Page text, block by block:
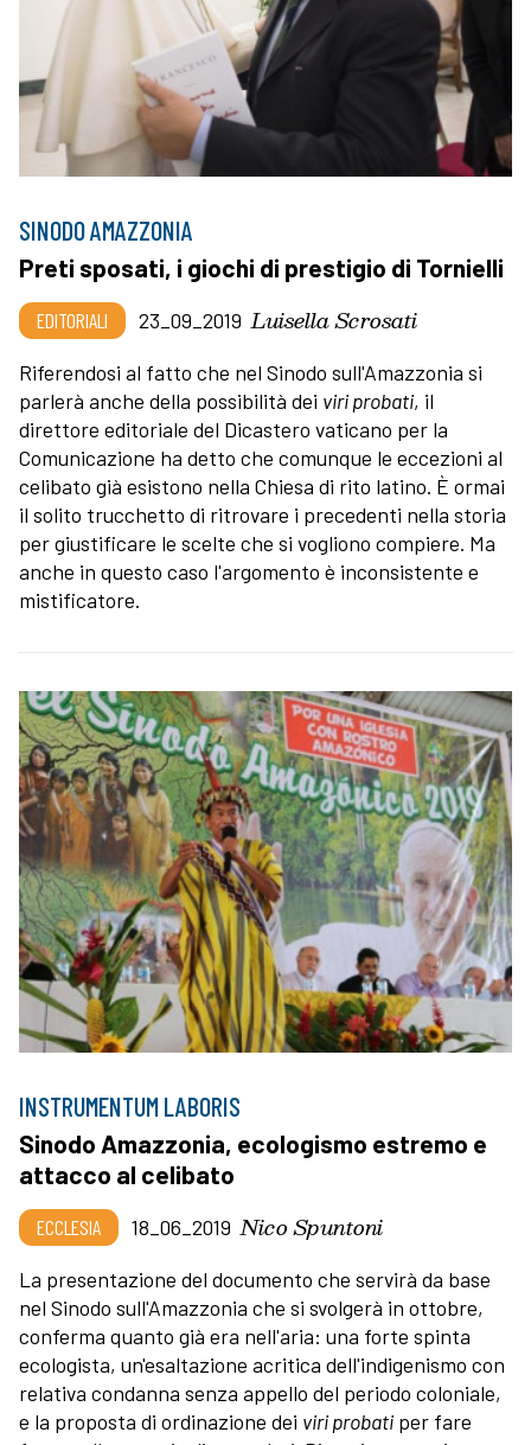
SINODO AMAZZONIA
Preti sposati, i giochi di prestigio di Tornielli
EDITORIALI 23_09_2019 Luisella Scrosati
Riferendosi al fatto che nel Sinodo sull'Amazzonia si
parlerà anche della possibilità dei viri probati, il
direttore editoriale del Dicastero vaticano per la
Comunicazione ha detto che comunque le eccezioni al
celibato già esistono nella Chiesa di rito latino. È ormai
il solito trucchetto di ritrovare i precedenti nella storia
per giustificare le scelte che si vogliono compiere. Ma
anche in questo caso l'argomento è inconsistente e
mistificatore.
INSTRUMENTUM LABORIS
Sinodo Amazzonia, ecologismo estremo e
attacco al celibato
ECCLESIA 18_06_2019 Nico Spuntoni
La presentazione del documento che servirà da base
nel Sinodo sull'Amazzonia che si svolgerà in ottobre,
conferma quanto già era nell'aria: una forte spinta
ecologista, un'esaltazione acritica dell'indigenismo con
relativa condanna senza appello del periodo coloniale,
e la proposta di ordinazione dei viri probati per fare